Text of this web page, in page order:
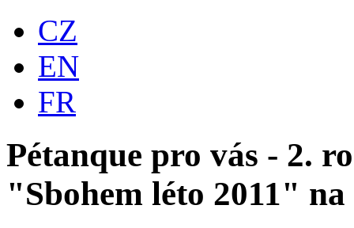
CZ
EN
FR
Pétanque pro vás - 2.
"Sbohem léto 2011"